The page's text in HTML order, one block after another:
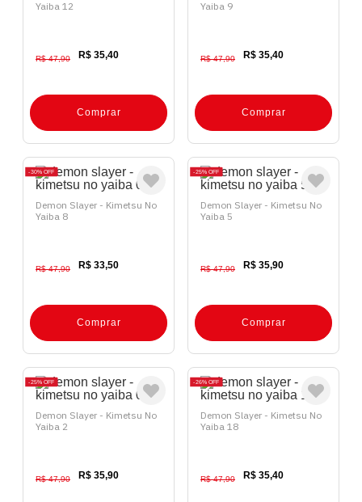
Yaiba 12
R$ 47,90 R$ 35,40
Comprar
Yaiba 9
R$ 47,90 R$ 35,40
Comprar
30% OFF
Demon Slayer - Kimetsu No
Yaiba 8
R$ 47,90 R$ 33,50
Comprar
25% OFF
Demon Slayer - Kimetsu No
Yaiba 5
R$ 47,90 R$ 35,90
Comprar
25% OFF
Demon Slayer - Kimetsu No
Yaiba 2
R$ 47,90 R$ 35,90
26% OFF
Demon Slayer - Kimetsu No
Yaiba 18
R$ 47,90 R$ 35,40